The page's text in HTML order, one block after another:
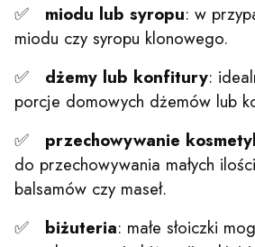
✅ miodu lub syropu: w
miodu czy syropu klonowego.
✅ dżemy lub konfitury:
porcje domowych dżemów lub
✅ przechowywanie
do przechowywania małych
balsamów czy maseł.
✅ biżuteria: małe słoiczki